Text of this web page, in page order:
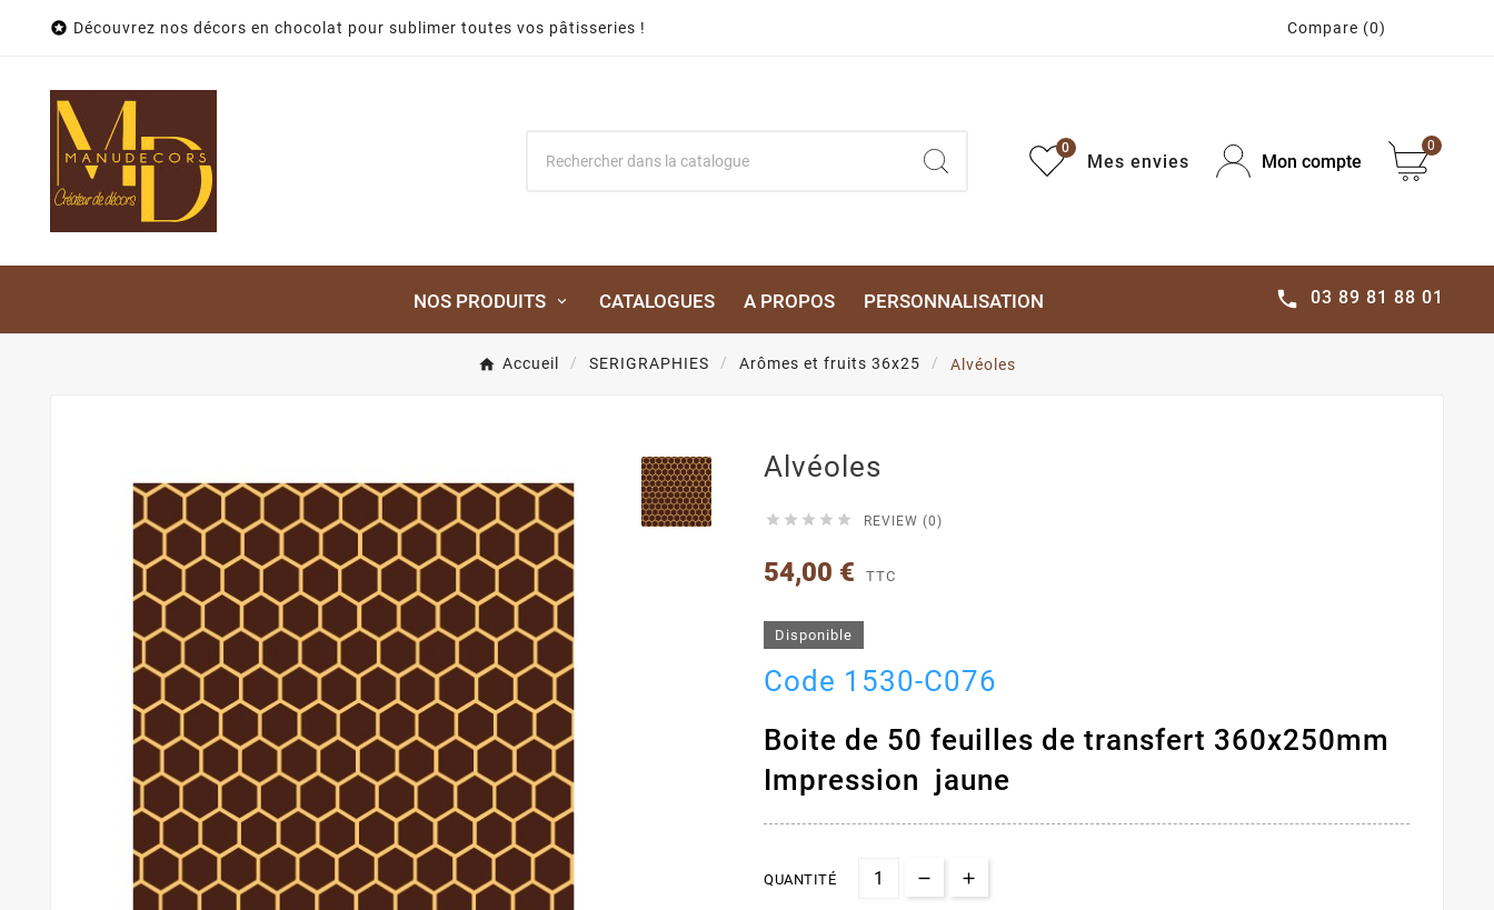
 Découvrez nos décors en chocolat pour sublimer toutes vos pâtisseries ! Compare (0)
Mes envies
0
Mon compte
0
NOS PRODUITS CATALOGUES A PROPOS PERSONNALISATION  03 89 81 88 01
Accueil SERIGRAPHIES Arômes et fruits 36x25 Alvéoles
Alvéoles
     REVIEW (0)
54,00 € TTC
Disponible
Code 1530-C076
Boite de 50 feuilles de transfert 360x250mm
Impression jaune
QUANTITÉ